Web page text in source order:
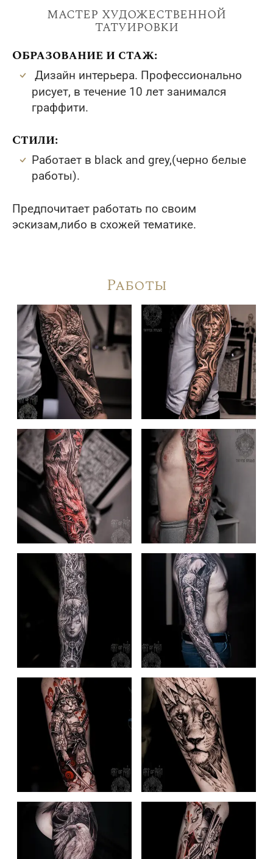
мастер художественной
татуировки
Образование и стаж:
Дизайн интерьера. Профессионально
рисует, в течение 10 лет занимался
граффити.
Стили:
Работает в black and grey,(черно белые
работы).
Предпочитает работать по своим
эскизам,либо в схожей тематике.
Работы